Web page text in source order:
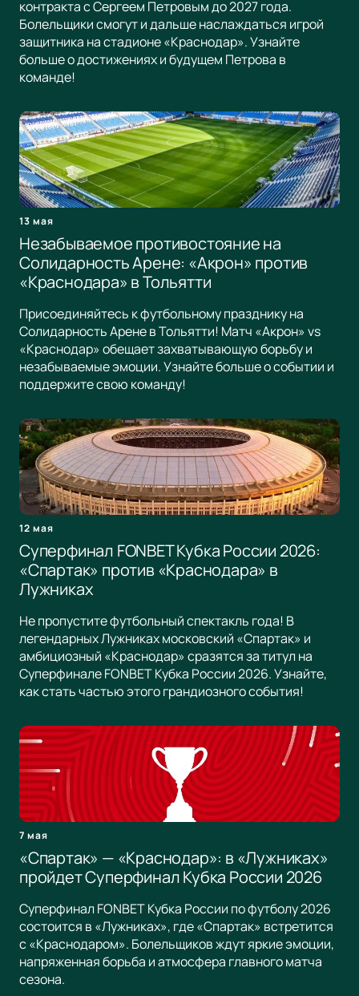
контракта с Сергеем Петровым до 2027 года.
Болельщики смогут и дальше наслаждаться игрой
защитника на стадионе «Краснодар». Узнайте
больше о достижениях и будущем Петрова в
команде!
13 мая
Незабываемое противостояние на
Солидарность Арене: «Акрон» против
«Краснодара» в Тольятти
Присоединяйтесь к футбольному празднику на
Солидарность Арене в Тольятти! Матч «Акрон» vs
«Краснодар» обещает захватывающую борьбу и
незабываемые эмоции. Узнайте больше о событии и
поддержите свою команду!
12 мая
Суперфинал FONBET Кубка России 2026:
«Спартак» против «Краснодара» в
Лужниках
Не пропустите футбольный спектакль года! В
легендарных Лужниках московский «Спартак» и
амбициозный «Краснодар» сразятся за титул на
Суперфинале FONBET Кубка России 2026. Узнайте,
как стать частью этого грандиозного события!
7 мая
«Спартак» — «Краснодар»: в «Лужниках»
пройдет Суперфинал Кубка России 2026
Суперфинал FONBET Кубка России по футболу 2026
состоится в «Лужниках», где «Спартак» встретится
с «Краснодаром». Болельщиков ждут яркие эмоции,
напряженная борьба и атмосфера главного матча
сезона.